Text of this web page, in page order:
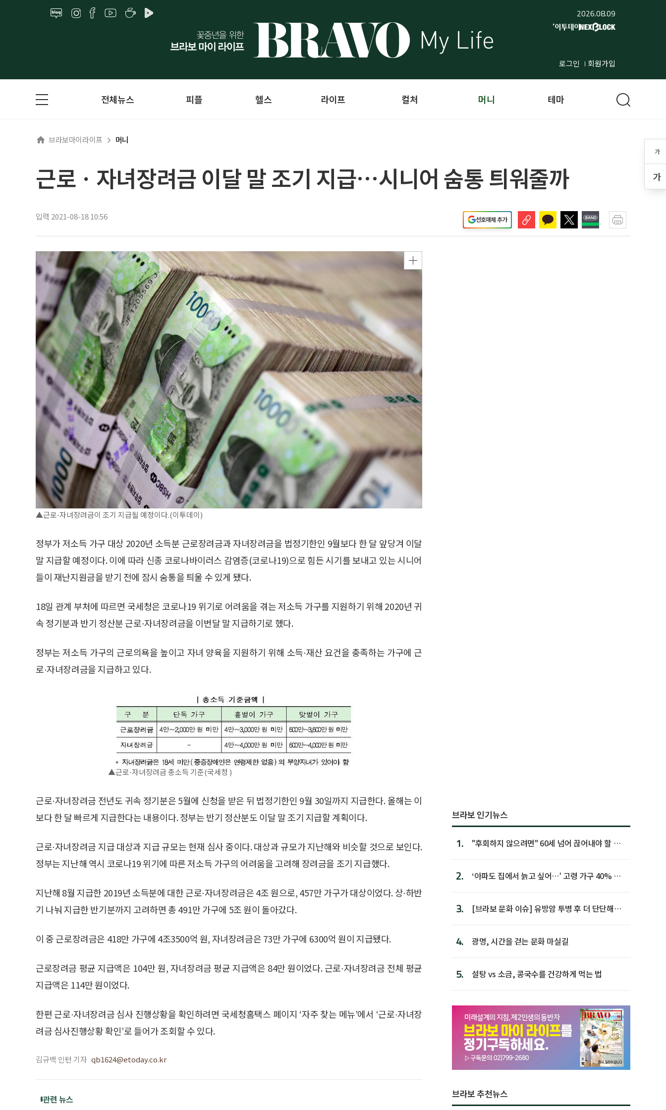
2026.08.09
로그인 회원가입
가
가
전체뉴스 피플 헬스 라이프 컬처 머니 테마
브라보마이라이프 머니
근로ㆍ자녀장려금 이달 말 조기 지급…시니어 숨통 틔워줄까
입력 2021-08-18 10:56 선호매체 추가
▲근로⋅자녀장려금이 조기 지급될 예정이다.(이투데이)
정부가 저소득 가구 대상 2020년 소득분 근로장려금과 자녀장려금을 법정기한인 9월보다 한 달 앞당겨 이달
말 지급할 예정이다. 이에 따라 신종 코로나바이러스 감염증(코로나19)으로 힘든 시기를 보내고 있는 시니어
들이 재난지원금을 받기 전에 잠시 숨통을 틔울 수 있게 됐다.
18일 관계 부처에 따르면 국세청은 코로나19 위기로 어려움을 겪는 저소득 가구를 지원하기 위해 2020년 귀
속 정기분과 반기 정산분 근로⋅자녀장려금을 이번달 말 지급하기로 했다.
정부는 저소득 가구의 근로의욕을 높이고 자녀 양육을 지원하기 위해 소득⋅재산 요건을 충족하는 가구에 근
로⋅자녀장려금을 지급하고 있다.
▲근로⋅자녀장려금 총소득 기준(국세청 )
근로⋅자녀장려금 전년도 귀속 정기분은 5월에 신청을 받은 뒤 법정기한인 9월 30일까지 지급한다. 올해는 이
보다 한 달 빠르게 지급한다는 내용이다. 정부는 반기 정산분도 이달 말 조기 지급할 계획이다.
근로⋅자녀장려금 지급 대상과 지급 규모는 현재 심사 중이다. 대상과 규모가 지난해와 비슷할 것으로 보인다.
정부는 지난해 역시 코로나19 위기에 따른 저소득 가구의 어려움을 고려해 장려금을 조기 지급했다.
지난해 8월 지급한 2019년 소득분에 대한 근로⋅자녀장려금은 4조 원으로, 457만 가구가 대상이었다. 상⋅하반
기 나눠 지급한 반기분까지 고려하면 총 491만 가구에 5조 원이 돌아갔다.
이 중 근로장려금은 418만 가구에 4조3500억 원, 자녀장려금은 73만 가구에 6300억 원이 지급됐다.
근로장려금 평균 지급액은 104만 원, 자녀장려금 평균 지급액은 84만 원이었다. 근로⋅자녀장려금 전체 평균
지급액은 114만 원이었다.
한편 근로⋅자녀장려금 심사 진행상황을 확인하려면 국세청홈택스 페이지 ‘자주 찾는 메뉴’에서 ‘근로⋅자녀장
려금 심사진행상황 확인’로 들어가 조회할 수 있다.
김규백 인턴 기자 qb1624@etoday.co.kr
관련 뉴스
브라보 인기뉴스
1.
"후회하지 않으려면" 60세 넘어 끊어내야 할 사
2.
‘아파도 집에서 늙고 싶어…’ 고령 가구 40% 노
3.
[브라보 문화 이슈] 유방암 투병 후 더 단단해진
4. 광명, 시간을 걷는 문화 마실길
5. 설탕 vs 소금, 콩국수를 건강하게 먹는 법
브라보 추천뉴스